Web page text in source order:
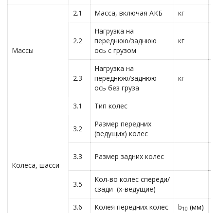
Массы
2.1 Масса, включая АКБ кг
2.2
Нагрузка на
переднюю/заднюю
ось с грузом
кг
2.3
Нагрузка на
переднюю/заднюю
ось без груза
кг
Колеса, шасси
3.1 Тип колес
3.2
Размер передних
(ведущих) колес
3.3 Размер задних колес
3.5
Кол-во колес спереди/
сзади (х-ведущие)
3.6 Колея передних колес b10 (мм)